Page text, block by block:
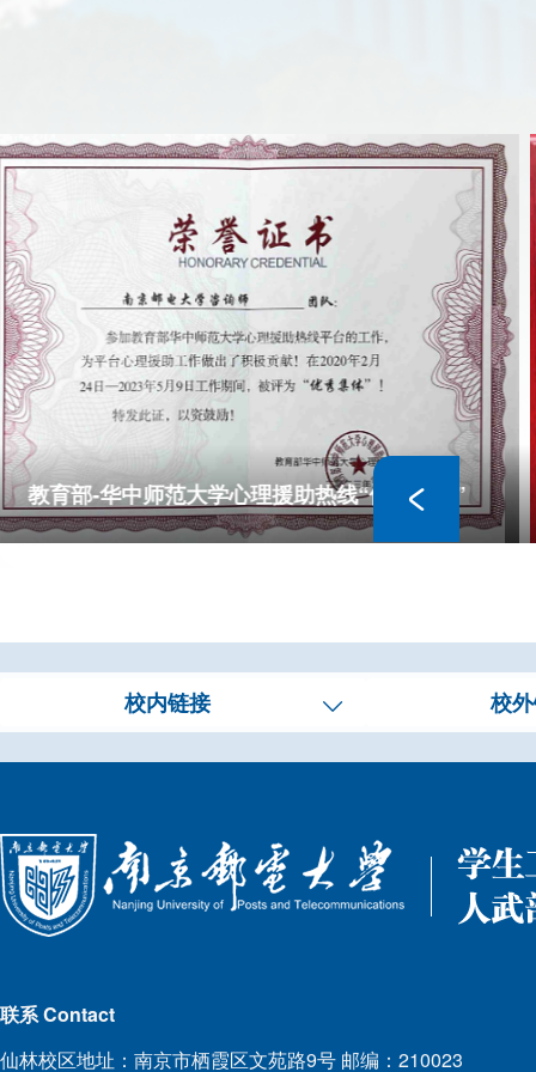
教育部-华中师范大学心理援助热线“优秀集体”
校内链接 校
联系 Contact
仙林校区地址：南京市栖霞区文苑路9号 邮编：210023